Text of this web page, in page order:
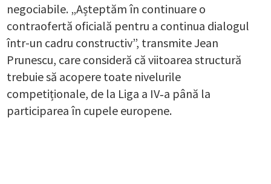
negociabile. „Așteptăm în continuare o
contraofertă oficială pentru a continua dialogul
într-un cadru constructiv”, transmite Jean
Prunescu, care consideră că viitoarea structură
trebuie să acopere toate nivelurile
competiționale, de la Liga a IV‑a până la
participarea în cupele europene.